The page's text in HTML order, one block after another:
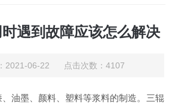
遇到故障应该怎么解决
2021-06-22 点击次数：4107
油墨、颜料、塑料等浆料的制造。三辊